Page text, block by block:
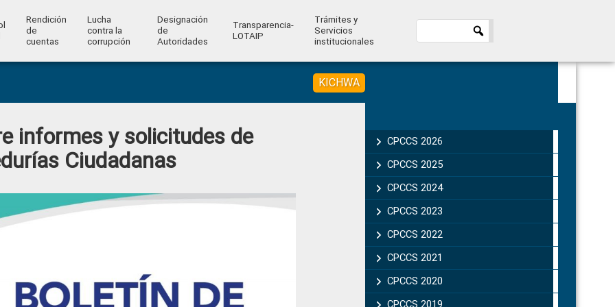
Rendición
de
cuentas
Lucha
contra la
corrupción
Designación
de
Autoridades
Transparencia-
LOTAIP
Trámites y
Servicios
institucionales
KICHWA
informes y solicitudes de
Ciudadanas
Sidebar
CPCCS 2026
CPCCS 2025
CPCCS 2024
CPCCS 2023
CPCCS 2022
CPCCS 2021
CPCCS 2020
CPCCS 2019 .